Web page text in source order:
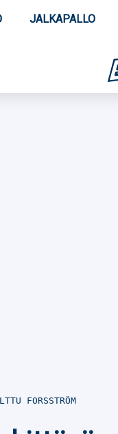
JALKAPALLO
FORSSTRÖM